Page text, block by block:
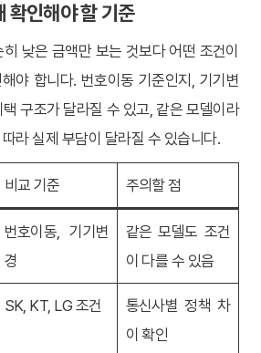
확인해야 할 기준
낮은 금액만 보는 것보다 어떤 조건이
야 합니다. 번호이동 기준인지, 기기변
구조가 달라질 수 있고, 같은 모델이라
라 실제 부담이 달라질 수 있습니다.
비교 기준 주의할 점
번호이동, 기기변
경
같은 모델도 조건
이 다를 수 있음
SK, KT, LG 조건
통신사별 정책 차
이 확인